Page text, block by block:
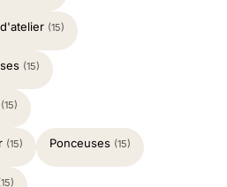
(15)
(15)
(15)
(15) Ponceuses (15)